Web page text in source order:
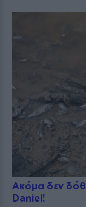
Ακόμα δεν
Daniel!